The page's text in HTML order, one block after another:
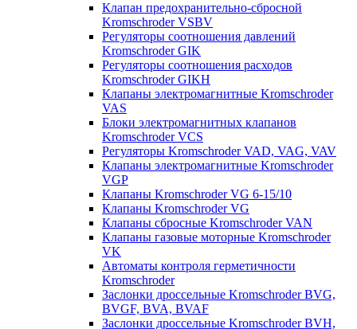
Клапан предохранительно-сбросной
Kromschroder VSBV
Регуляторы соотношения давлений
Kromschroder GIK
Регуляторы соотношения расходов
Kromschroder GIKH
Клапаны электромагнитные Kromschroder
VAS
Блоки электромагнитных клапанов
Kromschroder VCS
Регуляторы Kromschroder VAD, VAG, VAV
Клапаны электромагнитные Kromschroder
VGP
Клапаны Kromschroder VG 6-15/10
Клапаны Kromschroder VG
Клапаны сбросные Kromschroder VAN
Клапаны газовые моторные Kromschroder
VK
Автоматы контроля герметичности
Kromschroder
Заслонки дроссельные Kromschroder BVG,
BVGF, BVA, BVAF
Заслонки дроссельные Kromschroder BVH,